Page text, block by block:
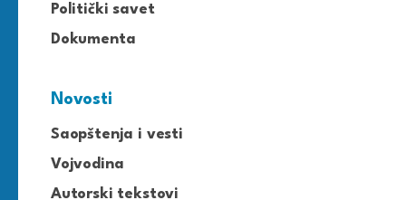
Politički savet
Dokumenta
Novosti
Saopštenja i vesti
Vojvodina
Autorski tekstovi